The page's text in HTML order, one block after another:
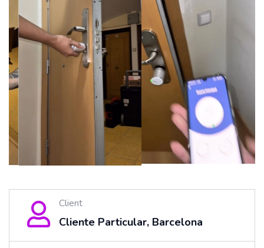
Client
Cliente Particular, Barcelona